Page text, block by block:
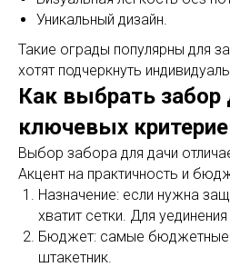
Уникальный дизайн.
Такие ограды популярны для
хотят подчеркнуть
Как выбрать забор
ключевых
Выбор забора для дачи
Акцент на практичность и
Назначение: если нужна
хватит сетки. Для
Бюджет: самые бюджетные
штакетник.